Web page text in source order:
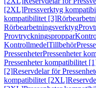
[2XL]Pressverktyg
kompatibilitet [3]
Rörbearbetningsverktyg
Provtryckningsproppar
KontrollmedelTillbehör
PressenheterPressenheter
Pressenheter kompatibilitet
[2]Reservdelar för
kompatibilitet [2XL]